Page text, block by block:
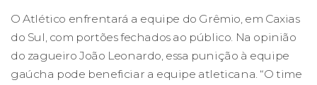
O Atlético enfrentará a equipe do Grêmio, em Caxias
do Sul, com portões fechados ao público. Na opinião
do zagueiro João Leonardo, essa punição à equipe
gaúcha pode beneficiar a equipe atleticana. “O time